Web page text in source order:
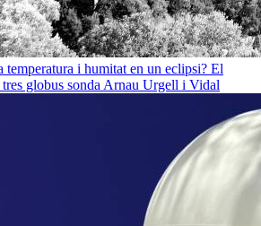
temperatura i humitat en un eclipsi? El
globus sonda Arnau Urgell i Vidal